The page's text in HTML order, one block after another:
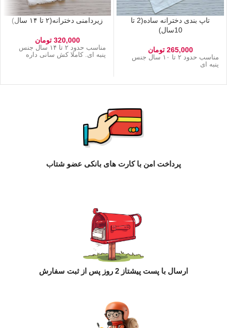
تاپ بندی دخترانه ساده(2 تا
10سال)
265,000 تومان
مناسب حدود ۲ تا ۱۰ سال جنس
پنبه ای
زیردامنی دخترانه(۲ تا ۱۴ سال)
320,000 تومان
مناسب حدود ۲ تا ۱۴ سال جنس
پنبه ای. کاملا کش سانی داره
پرداخت امن با کارت های بانکی عضو شتاب
ارسال با پست پیشتاز 2 روز پس از ثبت سفارش